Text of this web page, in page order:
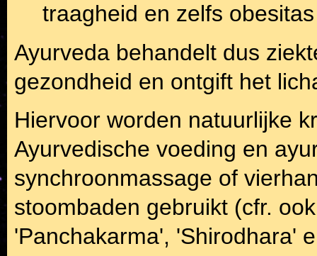
traagheid en zelfs
Ayurveda behandelt dus
gezondheid en ontgift het
Hiervoor worden natuurlijke
Ayurvedische voeding en
synchroonmassage of
stoombaden gebruikt (cfr.
'Panchakarma', 'Shirodhara'